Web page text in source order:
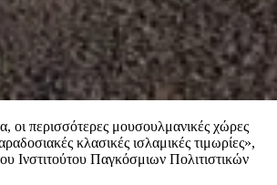
οι περισσότερες μουσουλμανικές χώρες
κλασικές ισλαμικές τιμωρίες»,
Ινστιτούτου Παγκόσμιων Πολιτιστικών